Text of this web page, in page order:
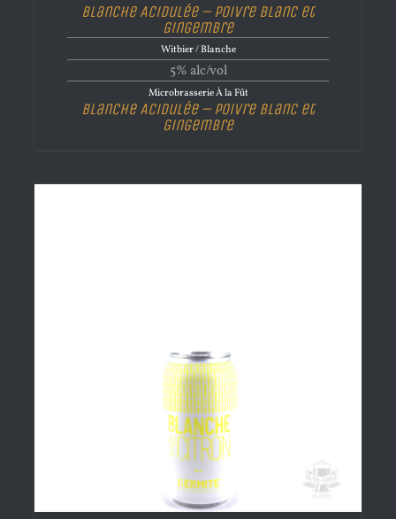
Blanche Acidulée – Poivre blanc et
Gingembre
Witbier / Blanche
5% alc/vol
Microbrasserie À la Fût
Blanche Acidulée – Poivre blanc et
Gingembre